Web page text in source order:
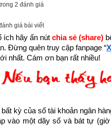
2 đánh giá
giá bài viết
ích hãy ấn nút chia sẻ (share)
Đừng quên truy cập fanpage “
nhất. Cám ơn bạn rất nhiều!
kỳ của số tài khoản ngân
vào một dãy số và bát tự